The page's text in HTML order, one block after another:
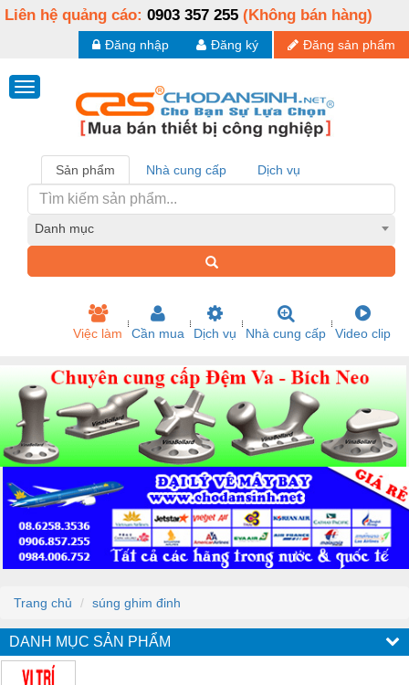
Liên hệ quảng cáo: 0903 357 255 (Không bán hàng)
Đăng sản phẩm
Đăng ký
Đăng nhập
Sản phẩm Nhà cung cấp Dịch vụ
Danh mục
Việc làm Cần mua Dịch vụ Nhà cung cấp Video clip
Trang chủ súng ghim đinh
DANH MỤC SẢN PHẨM